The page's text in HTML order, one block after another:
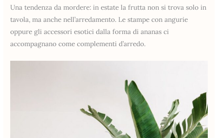
Una tendenza da mordere: in estate la frutta non si trova solo in
tavola, ma anche nell’arredamento. Le stampe con angurie
oppure gli accessori esotici dalla forma di ananas ci
accompagnano come complementi d’arredo.